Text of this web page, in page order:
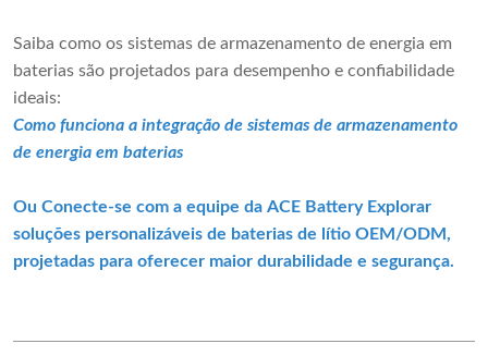
Saiba como os sistemas de armazenamento de energia em
baterias são projetados para desempenho e confiabilidade
ideais:
Como funciona a integração de sistemas de armazenamento
de energia em baterias
Ou Conecte-se com a equipe da ACE Battery Explorar
soluções personalizáveis ​​de baterias de lítio OEM/ODM,
projetadas para oferecer maior durabilidade e segurança.